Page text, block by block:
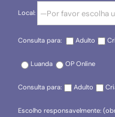
Local:
Consulta para: Adulto
Luanda OP Online
Consulta para: Adulto
Escolho responsavelmente: